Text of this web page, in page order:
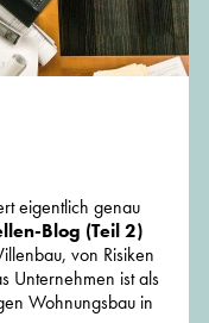
eigentlich genau
Blog (Teil 2)
von Risiken
Unternehmen ist als
Wohnungsbau in